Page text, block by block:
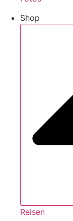
Shop
Reisen